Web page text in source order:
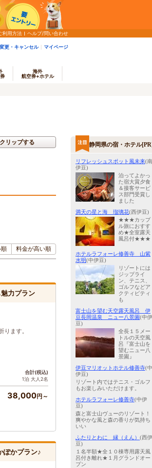
利用方法 ヘルプ/問い合わせ
更・キャンセル マイページ
海外
航空券+ホテル
クリップする
料金が高い順
力プラン
ます。
合計(税込)
1泊 大人2名
38,000円～
かプラン♪
静岡県の宿・ホテル
リフレッシュスポット風未来(南
伊豆)
泊ってよかっ
た宿大賞夕食
＆接客サービ
ス部門受賞し
ました
満天の星と海 瑠璃花(西伊豆)
★★★カップ
ル旅におすす
め★全室露天
風呂付★★★
ホテルラフォーレ修善寺 山紫
水明(中伊豆)
リゾートには
ジップライ
ン、テニス、
ゴルフなどア
クティビティ
も
富士山を望む天空露天風呂 伊
豆長岡温泉 ニュー八景園(中伊
豆)
全長１５メー
トルの天空風
呂『富士山を
望むニュー八
景園』
伊豆マリオットホテル修善寺(中
伊豆)
リゾート内ではテニス・ゴルフ
もお楽しみいただけます。
ホテルラフォーレ修善寺(中伊
豆)
森と富士山ヴューのリゾート！
爽やかな風と森の香りが気持ち
いい
ふたりとわに 縁（えん） (西伊
豆)
１名半額★全１０棟専用露天風
呂付き離れ★１月グランドオー
プン